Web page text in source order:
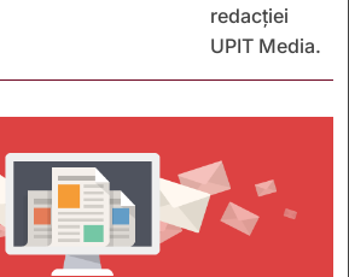
redacției
UPIT Media.